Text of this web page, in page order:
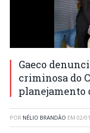
Gaeco
criminosa do
planejamento
POR NÉLIO BRANDÃO EM 02/